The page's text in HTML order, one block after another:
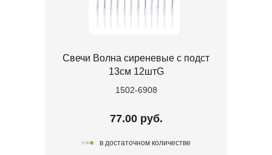
Свечи Волна сиреневые с подст
13см 12штG
1502-6908
77.00 руб.
в достаточном количестве